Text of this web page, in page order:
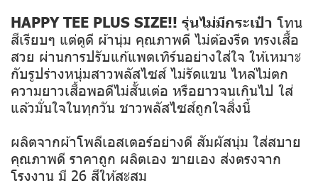
HAPPY TEE PLUS SIZE!! รุ่นไม่มีกระเป๋า โทน
สีเรียบๆ แต่ดูดี ผ้านุ่ม คุณภาพดี ไม่ต้องรีด ทรงเสื้อ
สวย ผ่านการปรับแก้แพตเทิร์นอย่างใส่ใจ ให้เหมาะ
กับรูปร่างหนุ่มสาวพลัสไซส์ ไม่รัดแขน ไหล่ไม่ตก
ความยาวเสื้อพอดีไม่สั้นเต่อ หรือยาวจนเกินไป ใส่
แล้วมั่นใจในทุกวัน ชาวพลัสไซส์ถูกใจสิ่งนี้
ผลิตจากผ้าโพลีเอสเตอร์อย่างดี สัมผัสนุ่ม ใส่สบาย
คุณภาพดี ราคาถูก ผลิตเอง ขายเอง ส่งตรงจาก
โรงงาน มี 26 สีให้สะสม